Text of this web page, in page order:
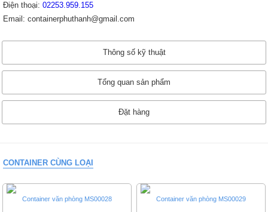
Điện thoại: 02253.959.155
Email: containerphuthanh@gmail.com
Thông số kỹ thuật
Tổng quan sản phẩm
Đặt hàng
CONTAINER CÙNG LOẠI
Container văn phòng MS00028 Container văn phòng MS00029